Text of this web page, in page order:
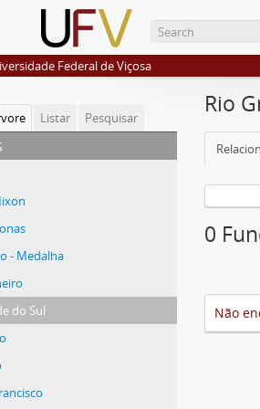
Federal de Viçosa
Listar Pesquisar
- Medalha
do Sul
Rio
0
Não